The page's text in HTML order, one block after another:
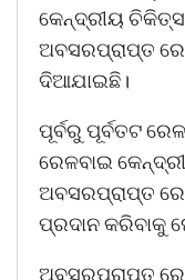
କେନ୍ଦ୍ରୀୟ
ଅବସରପ୍ରାପ୍ତ
ଦିଆଯାଇଛି।
ପୂର୍ବରୁ ପୂର୍ବତଟ
ରେଳବାଇ
ଅବସରପ୍ରାପ୍ତ
ପ୍ରଦାନ କରିବାକୁ
ଅବସରପ୍ରାପ୍ତ